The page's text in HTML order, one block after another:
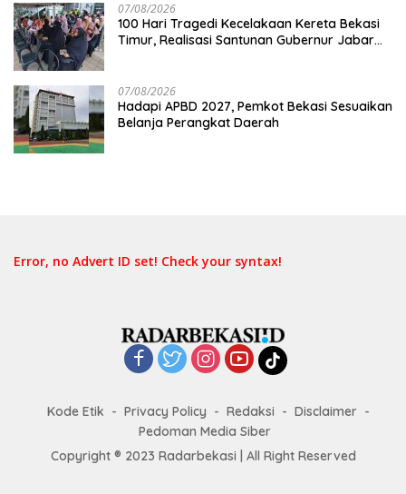
07/08/2026
100 Hari Tragedi Kecelakaan Kereta Bekasi
Timur, Realisasi Santunan Gubernur Jabar
07/08/2026
Hadapi APBD 2027, Pemkot Bekasi Sesuaikan
Belanja Perangkat Daerah
Error, no Advert ID set! Check your syntax!
Kode Etik Privacy Policy Redaksi
Disclaimer
Pedoman Media Siber
Copyright ® 2023 Radarbekasi | All Right Reserved